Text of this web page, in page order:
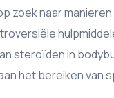
zoek naar
steroïden in
het bereiken van